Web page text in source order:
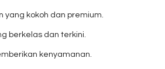
yang kokoh dan premium.
berkelas dan terkini.
kenyamanan.